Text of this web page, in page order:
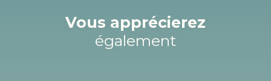
Vous apprécierez
également